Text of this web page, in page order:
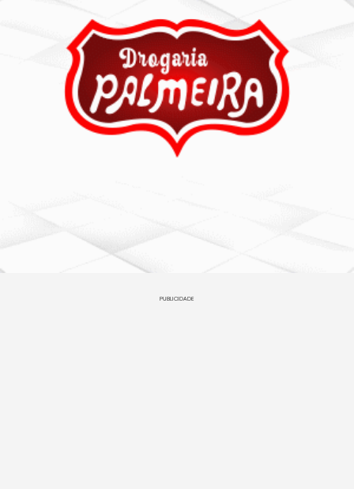
PUBLICIDADE